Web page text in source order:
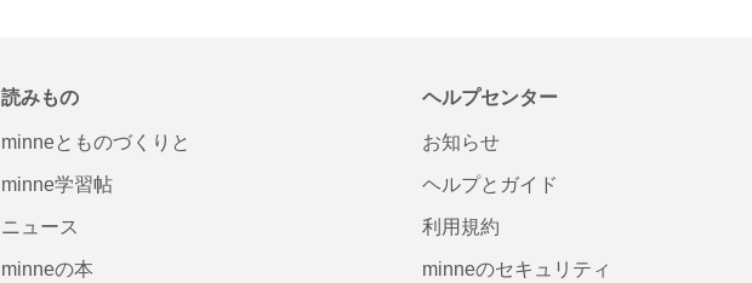
読みもの
minneとものづくりと
minne学習帖
ニュース
minneの本
ヘルプセンター
お知らせ
ヘルプとガイド
利用規約
minneのセキュリティ